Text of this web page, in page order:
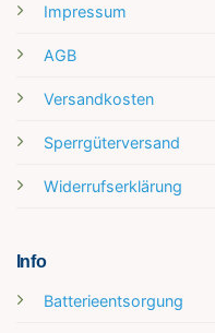
Impressum
AGB
Versandkosten
Sperrgüterversand
Widerrufserklärung
Info
Batterieentsorgung